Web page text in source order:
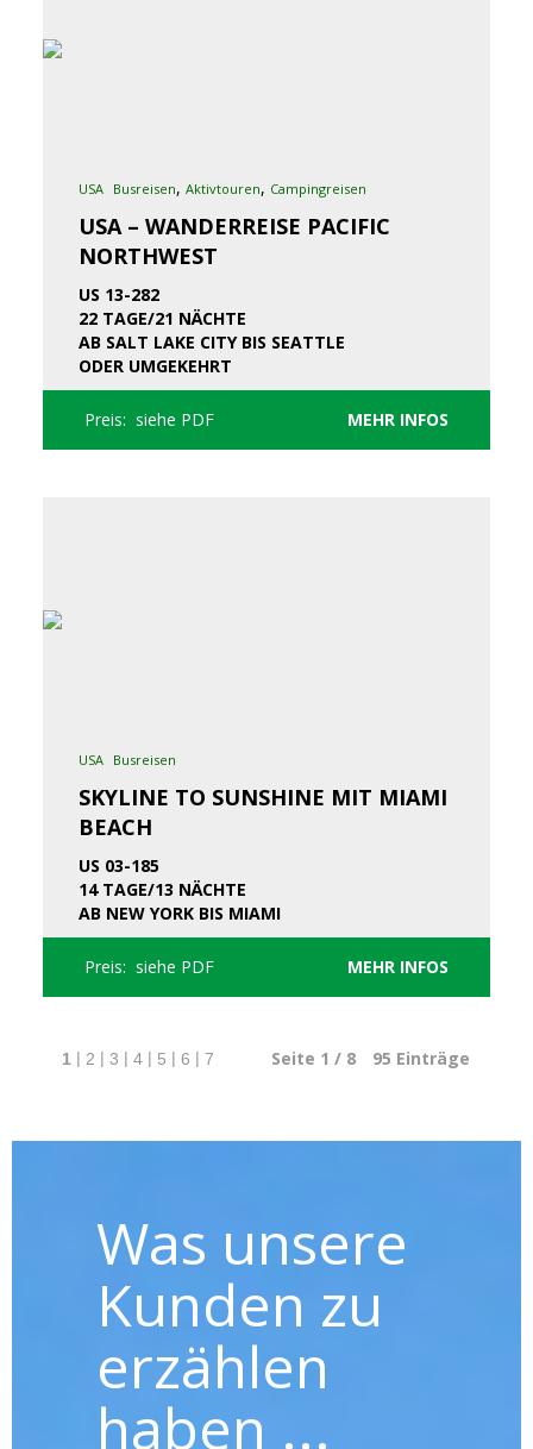
USA Busreisen, Aktivtouren, Campingreisen
USA – WANDERREISE PACIFIC
NORTHWEST
US 13-282
22 TAGE/21 NÄCHTE
AB SALT LAKE CITY BIS SEATTLE
ODER UMGEKEHRT
Preis: siehe PDF MEHR INFOS
USA Busreisen
SKYLINE TO SUNSHINE MIT MIAMI
BEACH
US 03-185
14 TAGE/13 NÄCHTE
AB NEW YORK BIS MIAMI
Preis: siehe PDF MEHR INFOS
1 | 2 |3 |4 | 5 |6 |7 Seite 1 / 8 95 Einträge
Was unsere
Kunden zu
erzählen
haben ...